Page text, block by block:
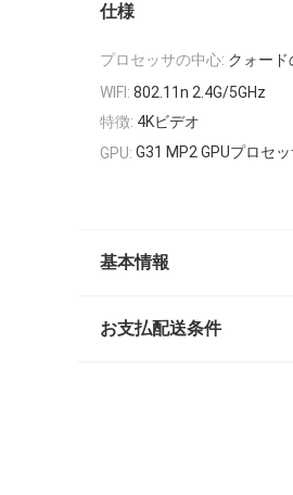
仕様
プロセッサの中心: クォード
WIFI: 802.11n 2.4G/5GHz
特徴: 4Kビデオ
GPU: G31 MP2 GPUプロセ
基本情報
お支払配送条件